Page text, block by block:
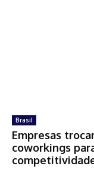
Brasil
Empresas
coworkings